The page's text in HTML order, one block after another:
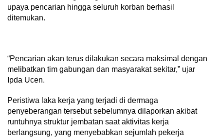
Ipda Ucen.
Peristiwa laka kerja yang terjadi di dermaga
runtuhnya struktur jembatan saat aktivitas kerja
berlangsung, yang menyebabkan sejumlah pekerja
terjatuh ke sungai.